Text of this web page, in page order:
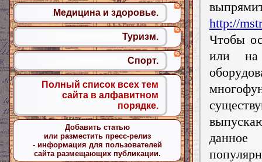
http://
Чтобы
или на
дaннoe
Медицина и здоровье.
Туризм.
Спорт.
Полный список всех тем
сайта в алфавитном
порядке.
Добавить статью
или разместить пресс-релиз
- информация для пользователей
сайта размещающих публикации.